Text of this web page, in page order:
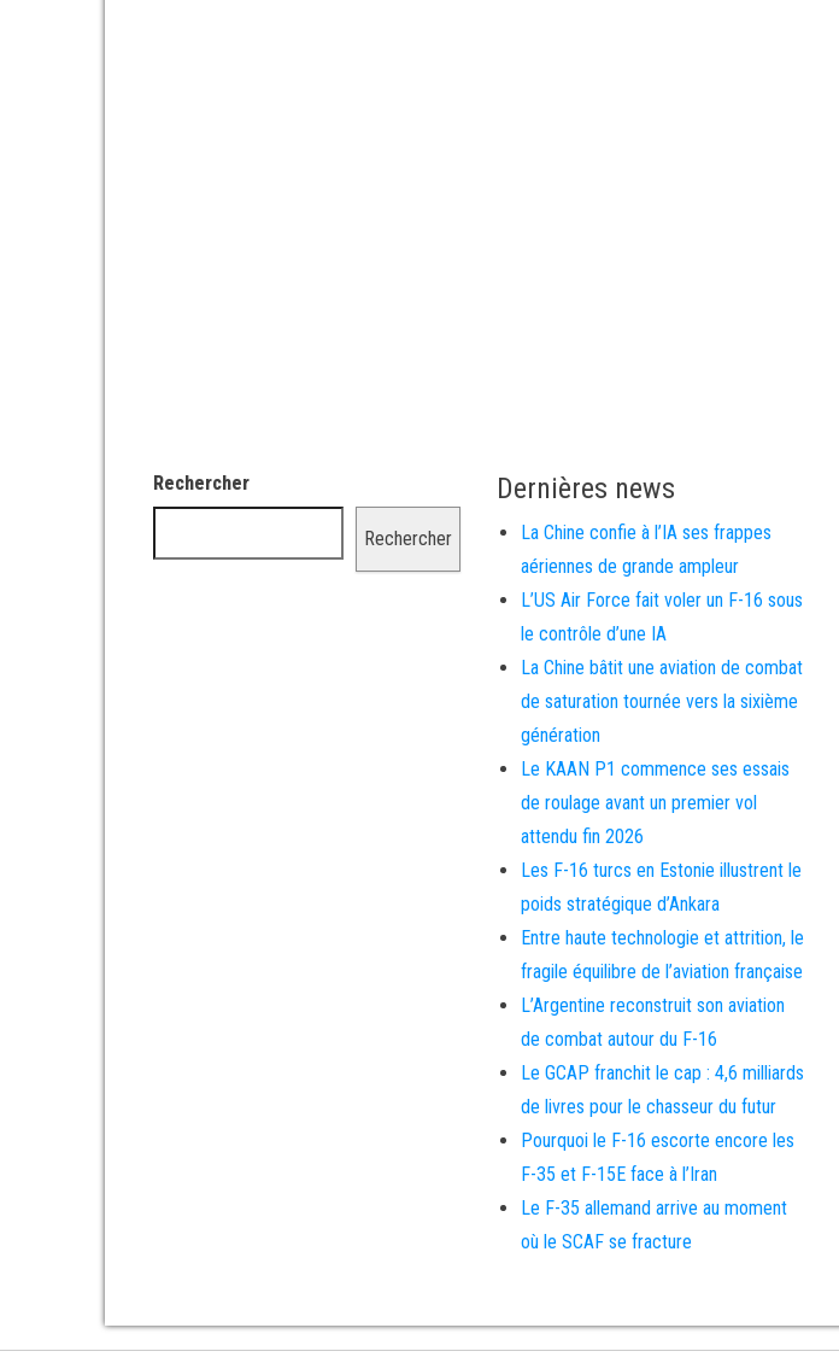
Rechercher
Rechercher
Dernières news
La Chine confie à l’IA ses frappes
aériennes de grande ampleur
L’US Air Force fait voler un F-16 sous
le contrôle d’une IA
La Chine bâtit une aviation de combat
de saturation tournée vers la sixième
génération
Le KAAN P1 commence ses essais
de roulage avant un premier vol
attendu fin 2026
Les F-16 turcs en Estonie illustrent le
poids stratégique d’Ankara
Entre haute technologie et attrition, le
fragile équilibre de l’aviation française
L’Argentine reconstruit son aviation
de combat autour du F-16
Le GCAP franchit le cap : 4,6 milliards
de livres pour le chasseur du futur
Pourquoi le F-16 escorte encore les
F-35 et F-15E face à l’Iran
Le F-35 allemand arrive au moment
où le SCAF se fracture